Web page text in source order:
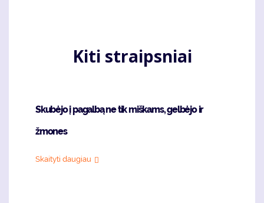
Kiti straipsniai
Skubėjo į pagalbą ne tik miškams, gelbėjo ir
žmones
Skaityti daugiau